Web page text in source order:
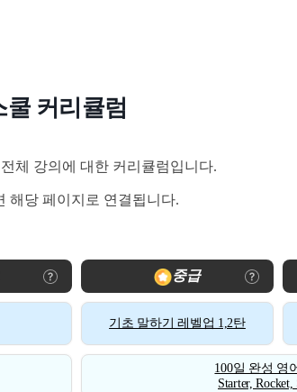
쿨 커리큘럼
체 강의에 대한 커리큘럼입니다.
해당 페이지로 연결됩니다.
중급
기초 말하기 레벨업 1,2탄
100일 완성 영
Starter,